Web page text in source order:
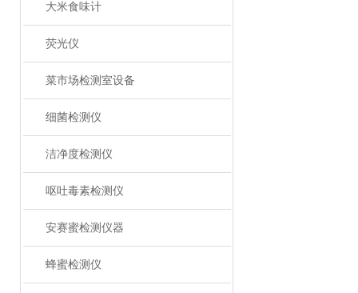
大米食味计
荧光仪
菜市场检测室设备
细菌检测仪
洁净度检测仪
呕吐毒素检测仪
安赛蜜检测仪器
蜂蜜检测仪